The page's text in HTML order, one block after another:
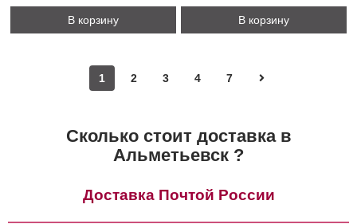
В корзину В корзину
1 2 3 4 7
Сколько стоит доставка в
Альметьевск ?
Доставка Почтой России